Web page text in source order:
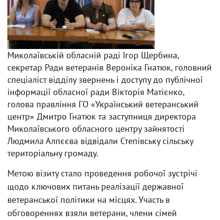
Миколаївській обласній раді Ігор Щербина,
секретар Ради ветеранів Вероніка Гнатюк, головний
спеціаліст відділу звернень і доступу до публічної
інформації обласної ради Вікторія Матієнко,
голова правління ГО «Український ветеранський
центр» Дмитро Гнатюк та заступниця директора
Миколаївського обласного центру зайнятості
Людмила Алпєєва відвідали Степівську сільську
територіальну громаду.
Метою візиту стало проведення робочої зустрічі
щодо ключових питань реалізації державної
ветеранської політики на місцях. Участь в
обговореннях взяли ветерани, члени сімей